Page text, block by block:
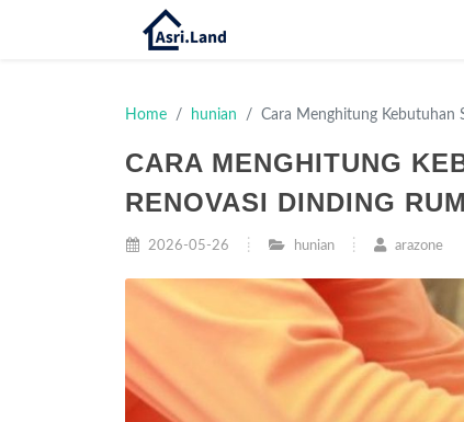
Home hunian Cara Menghitung Kebutuhan
CARA MENGHITUNG
RENOVASI DINDING
2026-05-26 hunian arazone